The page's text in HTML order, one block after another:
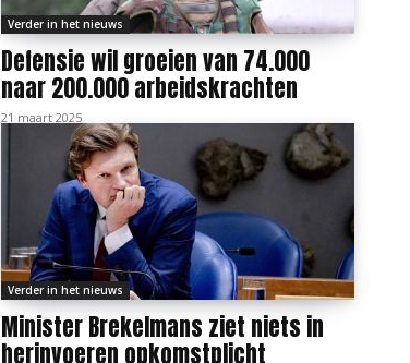
Verder in het nieuws
Defensie wil groeien van 74.000
naar 200.000 arbeidskrachten
21 maart 2025
Verder in het nieuws
Minister Brekelmans ziet niets in
herinvoeren opkomstplicht